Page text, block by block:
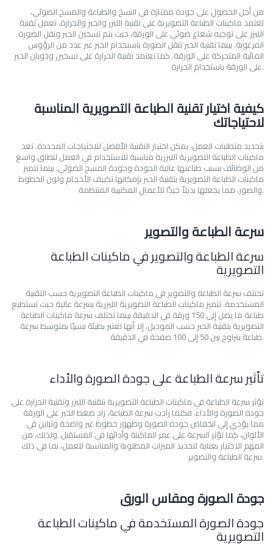
من أجل الحصول على جودة ممتازة في النسخ والطباعة والمسح الضوئي،
تعتمد ماكينات الطباعة التصويرية على تقنية الليزر والحبر والحرارة. تعمل تقنية
الليزر على توجيه شعاع ضوئي على الورقة، حيث يتم تسخين الحبر ونقل الصورة
المرغوبة. بينما تقنية الحبر تنقل الصورة باستخدام الحبر عبر عدد من الرؤوس
المائية المتحركة على الورقة. كما تعتمد تقنية الحرارة على تسخين وذوبان الحبر
على الورقة باستخدام الحرارة.
كيفية اختيار تقنية الطباعة التصويرية المناسبة
لاحتياجاتك
بتحديد متطلبات العمل، يمكن اختيار التقنية الأفضل للاحتياجات المحددة. تعد
ماكينات الطباعة التصويرية الليزرية مناسبة للاستخدام في العمل لنطاق واسع
من الوظائف بسبب طباعتها عالية الجودة وجودة المسح الضوئي. بينما تتميز
ماكينات الطباعة التصويرية بتقنية الحبر بإمكانها تكييف الأحجام ولون الخطوط
والصور، مما يجعلها بديلاً جيدًا للأعمال المكتبية المنتظمة.
سرعة الطباعة والتصوير
سرعة الطباعة والتصوير في ماكينات الطباعة
التصويرية
تختلف سرعة الطباعة والتصوير في ماكينات الطباعة التصويرية حسب التقنية
المستخدمة. تتميز ماكينات الطباعة التصويرية الليزرية بسرعة عالية حيث تستطيع
طباعة ما يصل إلى 150 ورقة في الدقيقة بينما تختلف سرعة ماكينات الطباعة
التصويرية بتقنية الحبر حسب الموديل، إلا أنها تعتبر بطيئة نسبيًا بمتوسط سرعة
طباعة يتراوح بين 50 إلى 100 صفحة في الدقيقة.
تأثير سرعة الطباعة على جودة الصورة والأداء
تؤثر سرعة الطباعة في ماكينات الطباعة التصويرية بتقنية الليزر وتقنية الحرارة على
جودة الصورة والأداء. فكلما زادت سرعة الطباعة، زاد ضغط الحبر على الورقة
مما يؤدي إلى انخفاض جودة الصورة وظهور خطوط غير واضحة وتباين في
الألوان، كما تؤثر السرعة على عمر الماكينة وأدائها في المستقبل. ولذلك، من
المهم الاختيار بعناية لتحديد الميزات المطلوبة والمناسبة للعمل، بما في ذلك
سرعة الطباعة والتصوير.
جودة الصورة ومقاس الورق
جودة الصورة المستخدمة في ماكينات الطباعة
التصويرية